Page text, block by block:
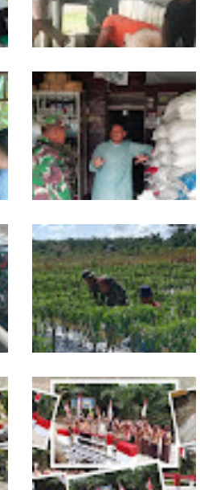
Babinsa Ajak Warga Bergerak,
Penampungan Air Masjid Al
Hikmah Dibersihkan
Komsos dengan Pedagang,
Babinsa Rundeng Cek
Ketersediaan Pupuk bagi
Petani
Babinsa Dampingi Petani
Rawat Cabai, Dukung
Ketahanan Pangan